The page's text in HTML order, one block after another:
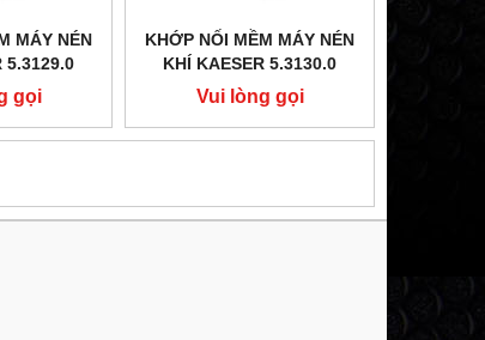
MÁY NÉN
5.3129.0
gọi
KHỚP NỐI MỀM MÁY NÉN
KHÍ KAESER 5.3130.0
Vui lòng gọi